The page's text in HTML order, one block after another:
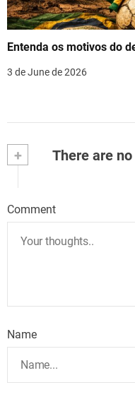
Entenda os motivos do
3 de June de 2026
+ There are
Comment
Name